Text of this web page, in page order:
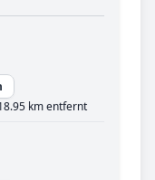
km entfernt